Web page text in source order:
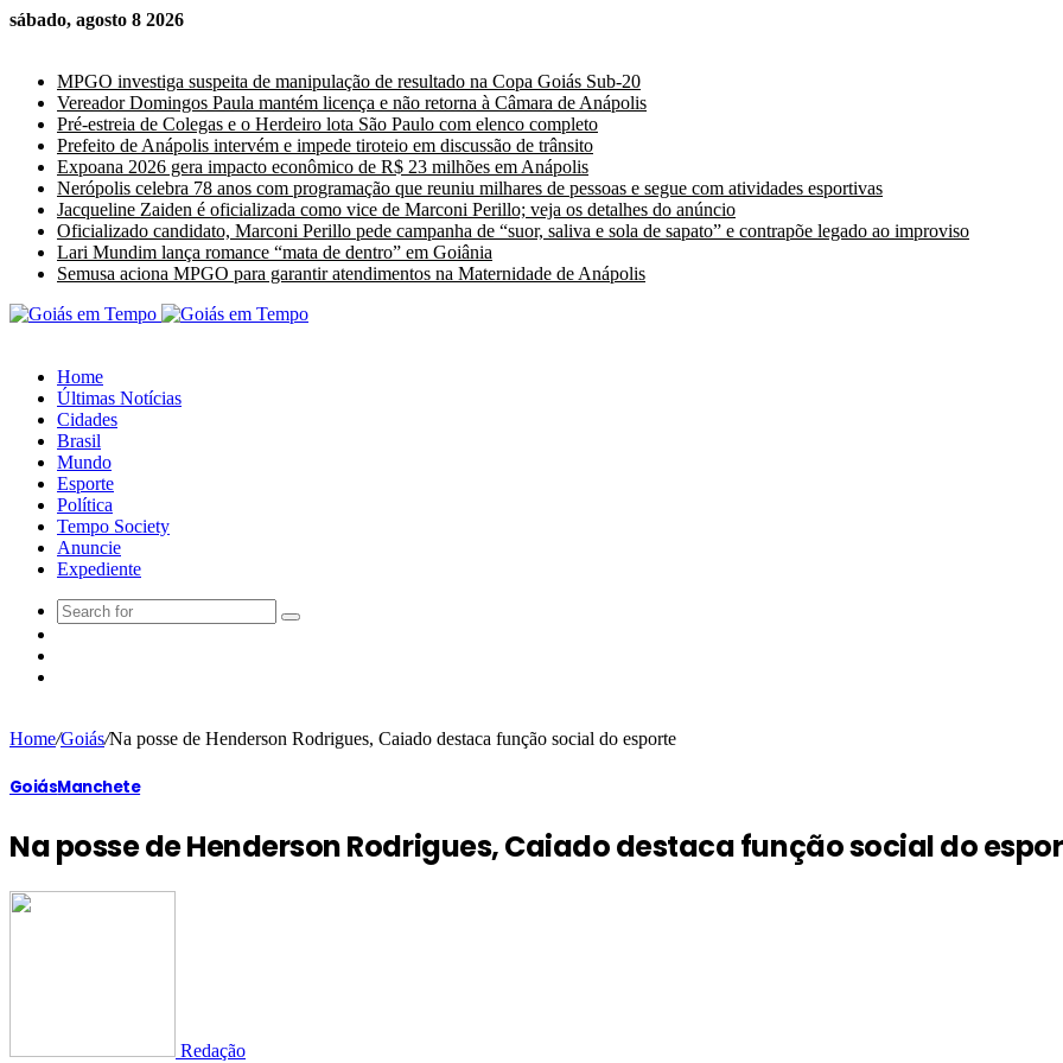
sábado, agosto 8 2026
MPGO investiga suspeita de manipulação de resultado na Copa Goiás Sub-20
Vereador Domingos Paula mantém licença e não retorna à Câmara de Anápolis
Pré-estreia de Colegas e o Herdeiro lota São Paulo com elenco completo
Prefeito de Anápolis intervém e impede tiroteio em discussão de trânsito
Expoana 2026 gera impacto econômico de R$ 23 milhões em Anápolis
Nerópolis celebra 78 anos com programação que reuniu milhares de pessoas e segue com atividades esportivas
Jacqueline Zaiden é oficializada como vice de Marconi Perillo; veja os detalhes do anúncio
Oficializado candidato, Marconi Perillo pede campanha de “suor, saliva e sola de sapato” e contrapõe legado ao improviso
Lari Mundim lança romance “mata de dentro” em Goiânia
Semusa aciona MPGO para garantir atendimentos na Maternidade de Anápolis
Home
Últimas Notícias
Cidades
Brasil
Mundo
Esporte
Política
Tempo Society
Anuncie
Expediente
Home/Goiás/Na posse de Henderson Rodrigues, Caiado destaca função social do esporte
GoiásManchete
Na posse de Henderson Rodrigues, Caiado destaca função social do
Redação